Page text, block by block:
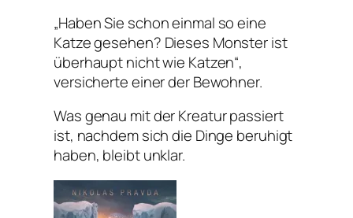
„Haben Sie schon einmal so eine
Katze gesehen? Dieses Monster ist
überhaupt nicht wie Katzen“,
versicherte einer der Bewohner.
Was genau mit der Kreatur passiert
ist, nachdem sich die Dinge beruhigt
haben, bleibt unklar.